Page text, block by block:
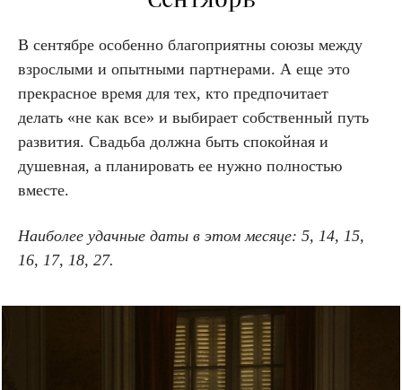
В сентябре особенно благоприятны союзы между
взрослыми и опытными партнерами. А еще это
прекрасное время для тех, кто предпочитает
делать «не как все» и выбирает собственный путь
развития. Свадьба должна быть спокойная и
душевная, а планировать ее нужно полностью
вместе.
Наиболее удачные даты в этом месяце: 5, 14, 15,
16, 17, 18, 27.